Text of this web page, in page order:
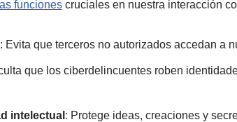
funcionescruciales en nuestra interacción
: Evita que terceros no autorizados accedan a
que los ciberdelincuentes roben
intelectual : Protege ideas, creaciones y